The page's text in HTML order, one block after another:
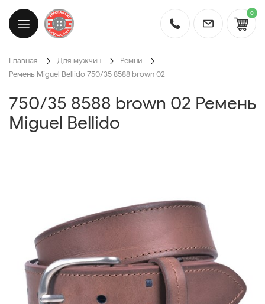
0
Главная Для мужчин
Ремни
Ремень Miguel Bellido 750/35 8588 brown 02
750/35 8588 brown 02 Ремень
Miguel Bellido